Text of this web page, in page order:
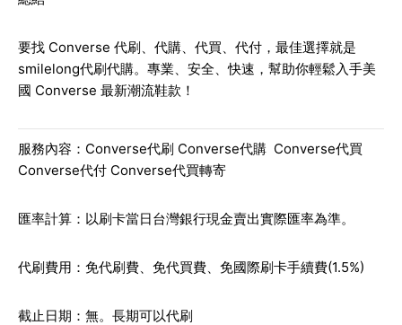
要找 Converse 代刷、代購、代買、代付，最佳選擇就是
smilelong代刷代購。專業、安全、快速，幫助你輕鬆入手美
國 Converse 最新潮流鞋款！
服務內容：Converse代刷 Converse代購 Converse代買
Converse代付 Converse代買轉寄
匯率計算：以刷卡當日台灣銀行現金賣出實際匯率為準。
代刷費用：免代刷費、免代買費、免國際刷卡手續費(1.5%)
截止日期：無。長期可以代刷